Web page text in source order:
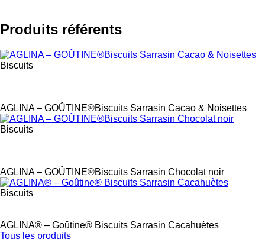
Produits référents
Biscuits
AGLINA – GOÛTINE®Biscuits Sarrasin Cacao & Noisettes
Biscuits
AGLINA – GOÛTINE®Biscuits Sarrasin Chocolat noir
Biscuits
AGLINA® – Goûtine® Biscuits Sarrasin Cacahuètes
Tous les produits